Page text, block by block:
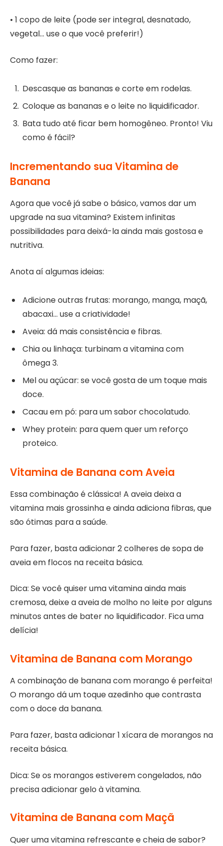
• 1 copo de leite (pode ser integral, desnatado,
vegetal… use o que você preferir!)
Como fazer:
Descasque as bananas e corte em rodelas.
Coloque as bananas e o leite no liquidificador.
Bata tudo até ficar bem homogêneo. Pronto! Viu
como é fácil?
Incrementando sua Vitamina de
Banana
Agora que você já sabe o básico, vamos dar um
upgrade na sua vitamina? Existem infinitas
possibilidades para deixá-la ainda mais gostosa e
nutritiva.
Anota aí algumas ideias:
Adicione outras frutas: morango, manga, maçã,
abacaxi… use a criatividade!
Aveia: dá mais consistência e fibras.
Chia ou linhaça: turbinam a vitamina com
ômega 3.
Mel ou açúcar: se você gosta de um toque mais
doce.
Cacau em pó: para um sabor chocolatudo.
Whey protein: para quem quer um reforço
proteico.
Vitamina de Banana com Aveia
Essa combinação é clássica! A aveia deixa a
vitamina mais grossinha e ainda adiciona fibras, que
são ótimas para a saúde.
Para fazer, basta adicionar 2 colheres de sopa de
aveia em flocos na receita básica.
Dica: Se você quiser uma vitamina ainda mais
cremosa, deixe a aveia de molho no leite por alguns
minutos antes de bater no liquidificador. Fica uma
delícia!
Vitamina de Banana com Morango
A combinação de banana com morango é perfeita!
O morango dá um toque azedinho que contrasta
com o doce da banana.
Para fazer, basta adicionar 1 xícara de morangos na
receita básica.
Dica: Se os morangos estiverem congelados, não
precisa adicionar gelo à vitamina.
Vitamina de Banana com Maçã
Quer uma vitamina refrescante e cheia de sabor?